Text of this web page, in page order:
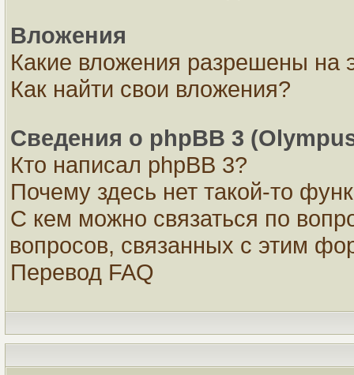
Вложения
Какие вложения разрешены на
Как найти свои вложения?
Сведения о phpBB 3
Кто написал phpBB 3?
Почему здесь нет такой-то
С кем можно связаться по
вопросов, связанных с этим
Перевод FAQ